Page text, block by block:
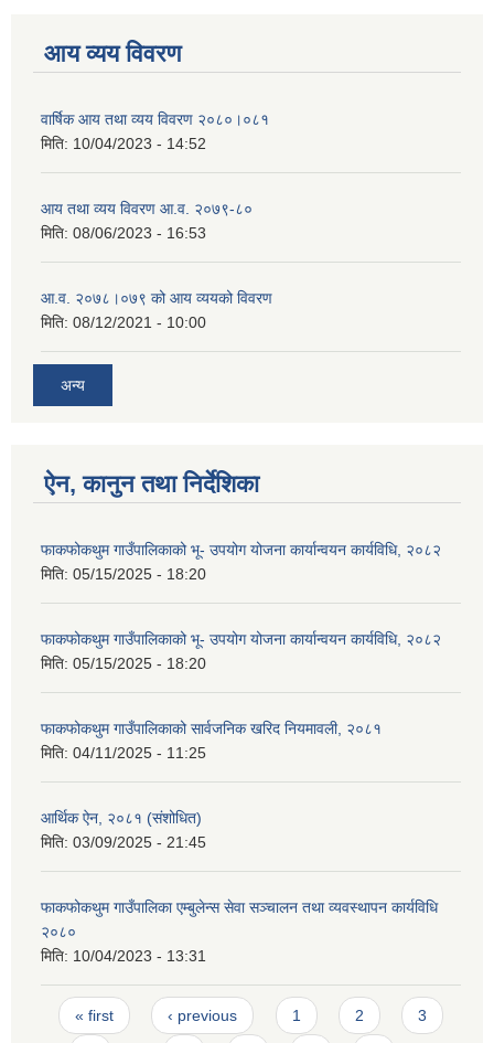
आय व्यय विवरण
वार्षिक आय तथा व्यय विवरण २०८०।०८१
मिति: 10/04/2023 - 14:52
आय तथा व्यय विवरण आ.व. २०७९-८०
मिति: 08/06/2023 - 16:53
आ.व. २०७८।०७९ को आय व्ययको विवरण
मिति: 08/12/2021 - 10:00
अन्य
ऐन, कानुन तथा निर्देशिका
फाकफोकथुम गाउँपालिकाको भू- उपयोग योजना कार्यान्वयन कार्यविधि, २०८२
मिति: 05/15/2025 - 18:20
फाकफोकथुम गाउँपालिकाको भू- उपयोग योजना कार्यान्वयन कार्यविधि, २०८२
मिति: 05/15/2025 - 18:20
फाकफोकथुम गाउँपालिकाको सार्वजनिक खरिद नियमावली, २०८१
मिति: 04/11/2025 - 11:25
आर्थिक ऐन, २०८१ (संशोधित)
मिति: 03/09/2025 - 21:45
फाकफोकथुम गाउँपालिका एम्बुलेन्स सेवा सञ्चालन तथा व्यवस्थापन कार्यविधि
२०८०
मिति: 10/04/2023 - 13:31
Pages
« first ‹ previous 1 2 3